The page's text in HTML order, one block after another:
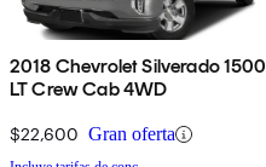
2018 Chevrolet Silverado 1500
LT Crew Cab 4WD
$22,600 Gran oferta